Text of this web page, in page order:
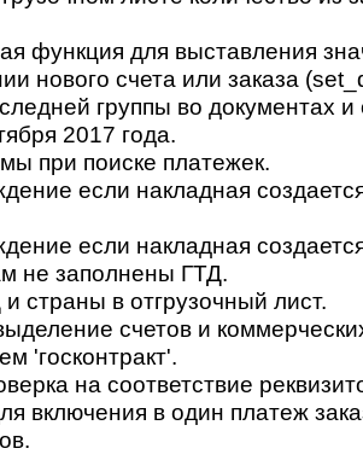
функция для выставления
нового счета или заказа
группы во документах и
2017 года.
при поиске платежек.
если накладная
если накладная
не заполнены ГТД.
страны в отгрузочный лист.
счетов и
'госконтракт'.
на соответствие
включения в один платеж